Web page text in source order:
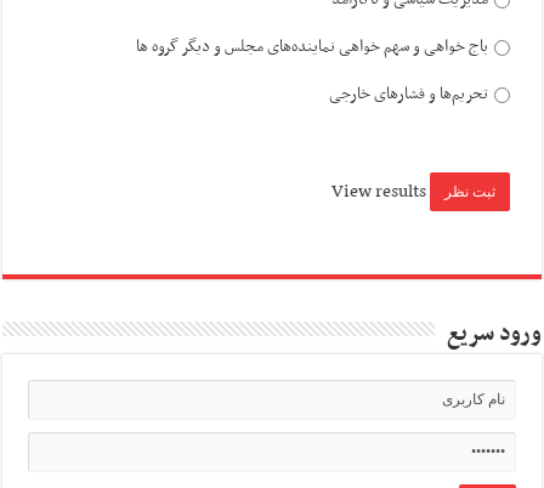
باج خواهی و سهم خواهی نماینده‌های مجلس و دیگر گروه ها
تحریم‌ها و فشارهای خارجی
View results
ورود سریع